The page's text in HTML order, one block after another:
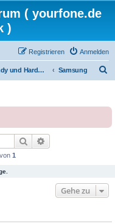
( yourfone.de
)
Anmelden
Registrieren
Handy und Hardware (Herstellerforen) Samsung
e
Suche
von 1
Gehe zu